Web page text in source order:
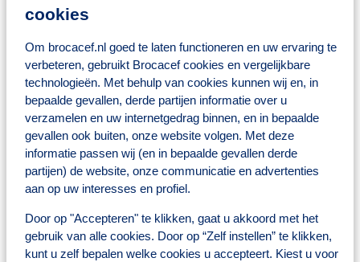
cookies
Om brocacef.nl goed te laten functioneren en uw ervaring te
verbeteren, gebruikt Brocacef cookies en vergelijkbare
technologieën. Met behulp van cookies kunnen wij en, in
bepaalde gevallen, derde partijen informatie over u
verzamelen en uw internetgedrag binnen, en in bepaalde
gevallen ook buiten, onze website volgen. Met deze
informatie passen wij (en in bepaalde gevallen derde
partijen) de website, onze communicatie en advertenties
aan op uw interesses en profiel.
Door op "Accepteren" te klikken, gaat u akkoord met het
gebruik van alle cookies. Door op “Zelf instellen” te klikken,
kunt u zelf bepalen welke cookies u accepteert. Kiest u voor
en andere zorgprofessionals in de omgeving. Wij bieden onze
baxter, gezondheidschecks en nog veel meer. We hebben een
afhaalautomaat in onze apotheek en een afhaalautomaat bij onze
uitdeelpost in Santpoort-Zuid. Verder zitten we in een cluster met
collega-apotheek BENU Apotheek Elswout waar we ook nauw mee
samen werken. Daarnaast dragen wij zorg voor de medicatie voor
patiënten in enkele instellingen.
Het apotheekteam bestaat uit
8 betrokken, enthousiaste en flexibele
medewerkers, die bereid zijn mee te bewegen met de veranderingen
die de huidige markt met zich meebrengt.
Binnen dit team krijg je alle ruimte om je op verschillende vlakken
baxter patiënten, reizigersvaccinatie, dermacosmetica adviezen en
lifestyle begeleiding. Ook gaan we nieuwe uitdagingen niet uit de
weg en staan we open voor kansen en uitdagingen.